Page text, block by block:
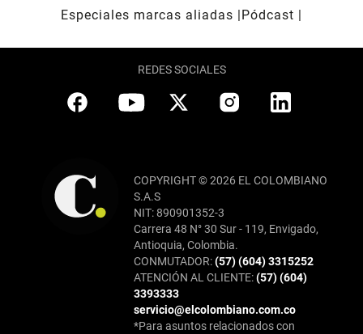
Especiales marcas aliadas
Pódcast
REDES SOCIALES
COPYRIGHT © 2026 EL COLOMBIANO
S.A.S
NIT: 890901352-3
Carrera 48 N° 30 Sur - 119, Envigado,
Antioquia, Colombia.
CONMUTADOR:(57) (604) 3315252
ATENCIÓN AL CLIENTE:(57) (604)
3393333
servicio@elcolombiano.com.co
*Para asuntos relacionados con